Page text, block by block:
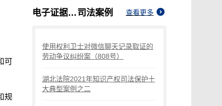
可
规
电子证据有效性认定问题 司法案例 查看更多
使用权利卫士对微信聊天记录取证的
劳动争议纠纷案（808号）
湖北法院2021年知识产权司法保护十
大典型案例之二